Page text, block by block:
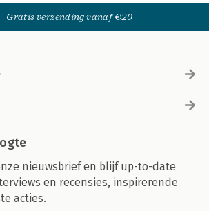
Gratis verzending vanaf €20
nieuwsbrief en blijf up-to-date
en recensies, inspirerende
acties.